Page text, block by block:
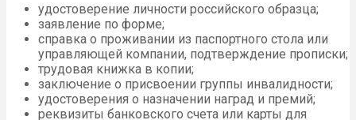
удостоверение личности российского образца;
заявление по форме;
справка о проживании из паспортного стола или
управляющей компании, подтверждение прописки;
трудовая книжка в копии;
заключение о присвоении группы инвалидности;
удостоверения о назначении наград и премий;
реквизиты банковского счета или карты для